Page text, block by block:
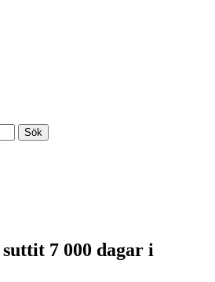
Sök
7 000 dagar i